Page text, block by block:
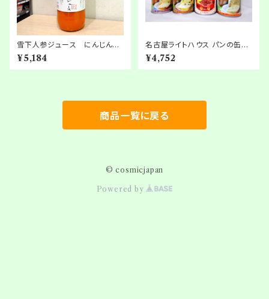
雪下人参ジュース にんじん繊
維混合 1,000ml × 6本
¥5,184
名古屋ライトハウス パンの缶詰
「パンですよ！」4種12缶セット
¥4,752
商品一覧に戻る
© cosmicjapan
Powered by